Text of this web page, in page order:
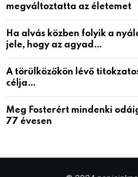
megváltoztatta az életemet
Ha alvás közben folyik a
jele, hogy az agyad…
A törülközőkön lévő
célja…
Meg Fosterért mindenki
77 évesen